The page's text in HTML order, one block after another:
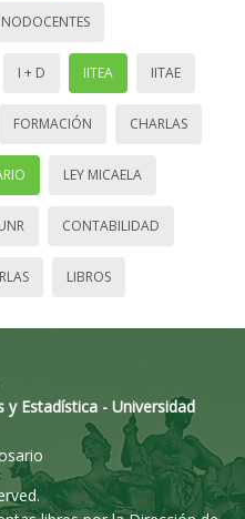
NODOCENTES
I + D IITEA IITAE
FORMACIÓN CHARLAS
LEY MICAELA
CONTABILIDAD
LIBROS
y Estadística - Universidad